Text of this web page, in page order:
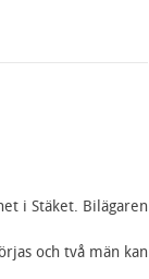
i Stäket. Bilägaren
och två män kan